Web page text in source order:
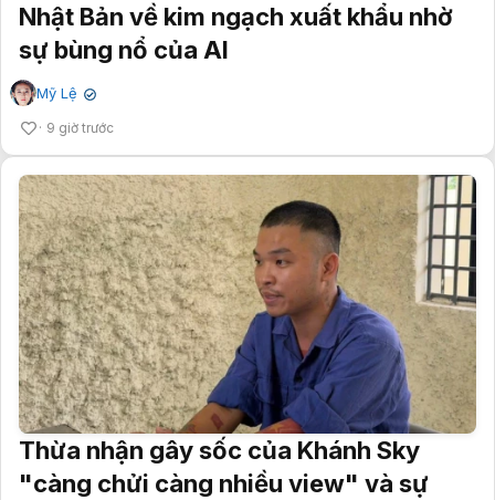
Nhật Bản về kim ngạch xuất khẩu nhờ
sự bùng nổ của AI
Mỹ Lệ ✔
9 giờ trước
Thừa nhận gây sốc của Khánh Sky
"càng chửi càng nhiều view" và sự